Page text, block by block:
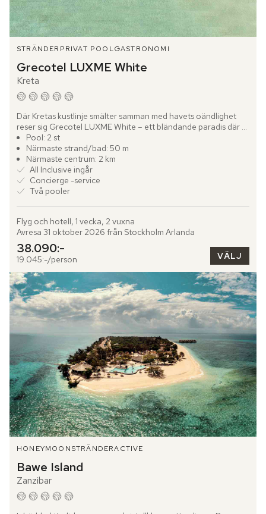
STRÄNDER PRIVAT POOLGASTRONOMI
Grecotel LUXME White
Kreta
Där Kretas kustlinje smälter samman med havets oändlighet
reser sig Grecotel LUXME White – ett bländande paradis där
modern elegans och grekisk själ går hand i hand. Kritvita...
Pool: 2 st
Närmaste strand/bad: 50 m
Närmaste centrum: 2 km
All Inclusive ingår
Concierge -service
Två pooler
Flyg och hotell, 1 vecka, 2 vuxna
Avresa 31 oktober 2026 från Stockholm Arlanda
38.090:-
19.045:-/person VÄLJ
HONEYMOONSTRÄNDERACTIVE
Bawe Island
Zanzibar